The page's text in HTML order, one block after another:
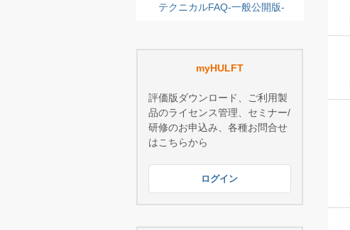
テクニカルFAQ-一般公開版-
myHULFT
評価版ダウンロード、ご利用製
品のライセンス管理、セミナー/
研修のお申込み、各種お問合せ
はこちらから
ログイン